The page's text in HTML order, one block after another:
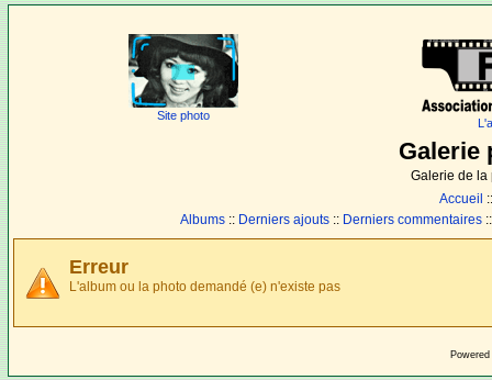
Site photo
Galerie
Galerie de la
Accueil
Albums :: Derniers ajouts :: Derniers commentaires
Erreur
L'album ou la photo demandé (e) n'existe pas